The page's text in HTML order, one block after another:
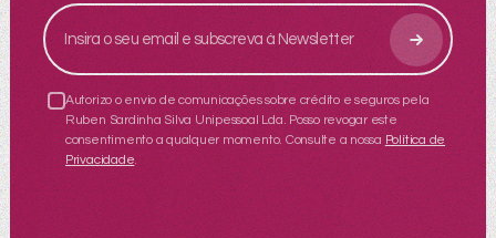
Autorizo o envio de comunicações sobre crédito e seguros pela
Ruben Sardinha Silva Unipessoal Lda. Posso revogar este
consentimento a qualquer momento. Consulte a nossa Política de
Privacidade.